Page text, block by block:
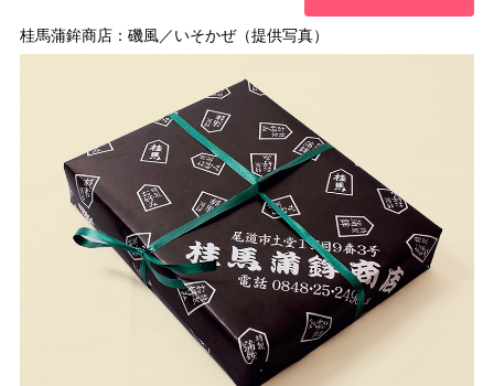
桂馬蒲鉾商店：磯風／いそかぜ（提供写真）